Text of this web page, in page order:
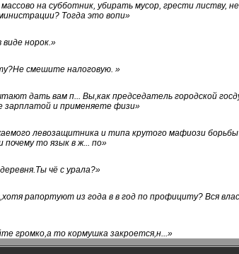
на субботник, убирать мусор, грести листву,
Тогда это вопи»
норок.»
смешите налоговую. »
дать вам п... Вы,как председатель городской
зарплатой и применяете физи»
левозащитника и типа крутого мафиози
почему то язык в ж... по»
чё с урала?»
рапортуют из года в в год по профициту? Вся
громко,а то кормушка закроется,н...»